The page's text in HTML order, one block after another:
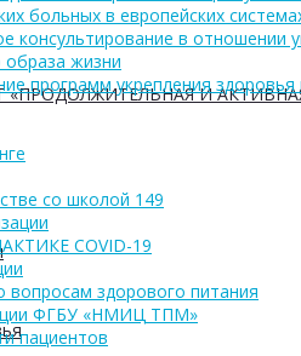
И
больных в европейских
консультирование в
жизни
программ укрепления
со школой 149
COVID-19
здорового питания
ФГБУ «НМИЦ ТПМ»
пациентов